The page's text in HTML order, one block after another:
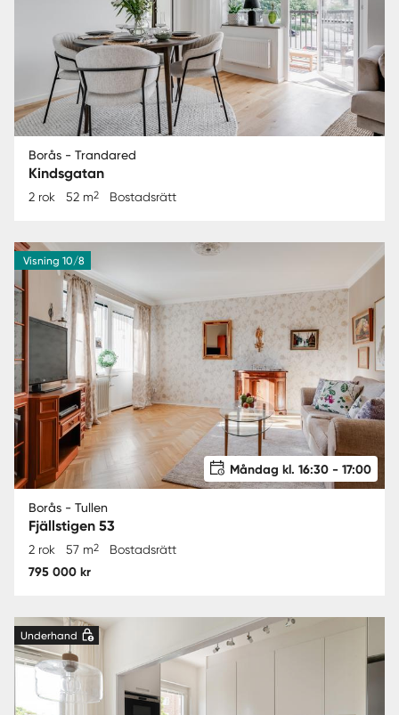
Borås - Trandared
Kindsgatan
2 rok 52 m2 Bostadsrätt
Visning 10/8
Måndag kl. 16:30 - 17:00
Borås - Tullen
Fjällstigen 53
2 rok 57 m2 Bostadsrätt
795 000 kr
Underhand